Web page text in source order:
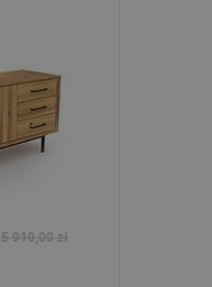
5 910,00 zł